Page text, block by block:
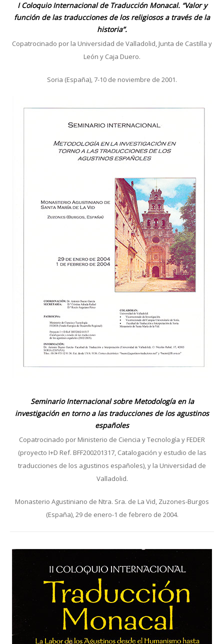
I Coloquio Internacional de Traducción Monacal. “Valor y
función de las traducciones de los religiosos a través de la
historia”.
Copatrocinado por la Universidad de Valladolid, Junta de Castilla y
León y Caja Duero.
Soria (España), 7-10 de noviembre de 2001.
Seminario Internacional sobre Metodología en la
investigación en torno a las traducciones de los agustinos
españoles
Copatrocinado por Ministerio de Ciencia y Tecnología y FEDER
(proyecto I+D Ref. BFF200201317, Catalogación y estudio de las
traducciones de los agustinos españoles), y la Universidad de
Valladolid.
Monasterio Agustiniano de Ntra. Sra. de La Vid, Zuzones-Burgos
(España), 29 de enero-1 de febrero de 2004.